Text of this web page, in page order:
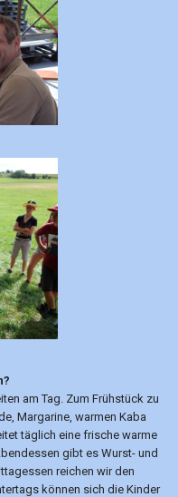
am Tag. Zum Frühstück zu
Margarine, warmen Kaba
täglich eine frische warme
gibt es Wurst- und
reichen wir den
können sich die Kinder